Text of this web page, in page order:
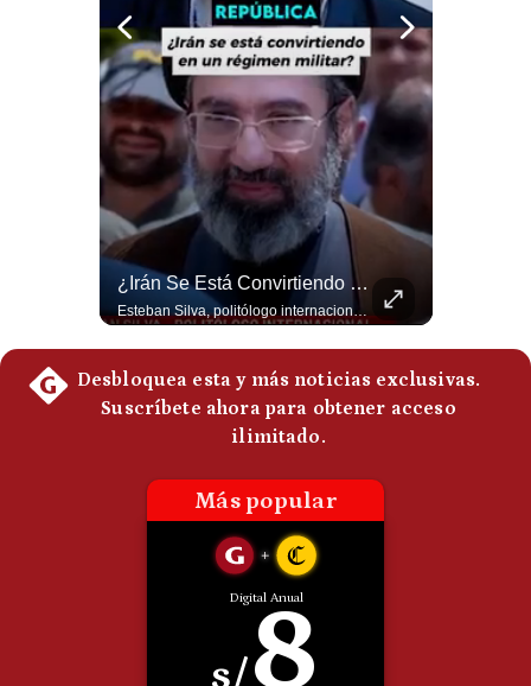
Condiciones
Preguntas
¿Irán Se Está Convirtiendo En Un Régimen Militar? | #radar24